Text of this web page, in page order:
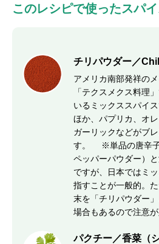
このレシピで使ったスパ
チリパウダー／
アメリカ南部発祥の
「テクスメクス料理
いるミックススパイ
ほか、パプリカ、オレ
ガーリックなどがブ
す。 ※単品の唐辛子
ペッパーパウダー）
ですが、日本ではミ
指すことが一般的。
末を「チリパウダー
場合もあるので注意が
パクチー／香菜（